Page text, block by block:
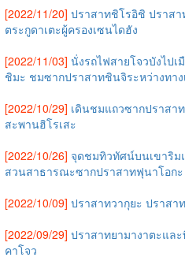
[2022/11/20] ปราสาทชิโรอิชิ ปราส
ตระกูดาเตะผู้ครองเซนไดฮัง
[2022/11/03] นั่งรถไฟสายโจวบังไป
ชิมะ ชมซากปราสาทชินจิระหว่างทาง
[2022/10/29] เดินชมแถวซากปราสา
สะพานฮิโรเสะ
[2022/10/26] จุดชมทิวทัศน์บนเขาริ
สวนสาธารณะซากปราสาทฟุนาโอกะ
[2022/10/09] ปราสาทวากุยะ ปราสา
[2022/09/29] ปราสาทยามางาตะแ
คาโจว